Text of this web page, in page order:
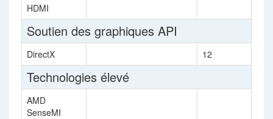
HDMI
Soutien des graphiques API
DirectX 12
Technologies élevé
AMD
SenseMI